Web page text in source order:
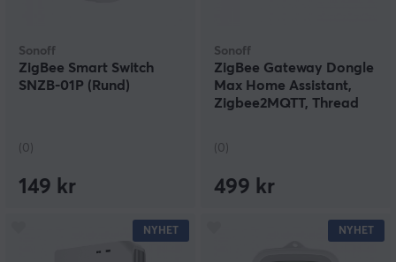
Sonoff
ZigBee Smart Switch
SNZB-01P (Rund)
(0)
149 kr
Sonoff
ZigBee Gateway Dongle
Max Home Assistant,
Zigbee2MQTT, Thread
(0)
499 kr
NYHET NYHET